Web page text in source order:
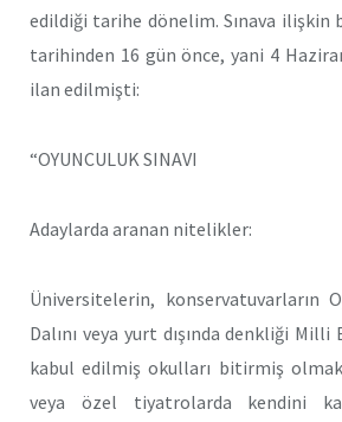
edildiği tarihe dönelim. Sınava ilişkin
tarihinden 16 gün önce, yani 4
ilan edilmişti:
“OYUNCULUK SINAVI
Adaylarda aranan nitelikler:
Üniversitelerin, konservatuvarların
Dalını veya yurt dışında denkliği Milli
kabul edilmiş okulları bitirmiş
veya özel tiyatrolarda kendini